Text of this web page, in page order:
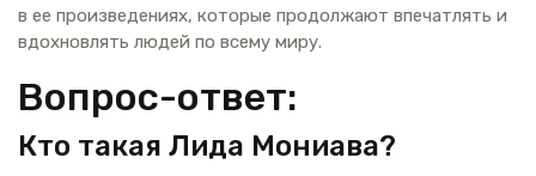
в ее произведениях, которые продолжают впечатлять и
вдохновлять людей по всему миру.
Вопрос-ответ:
Кто такая Лида Мониава?